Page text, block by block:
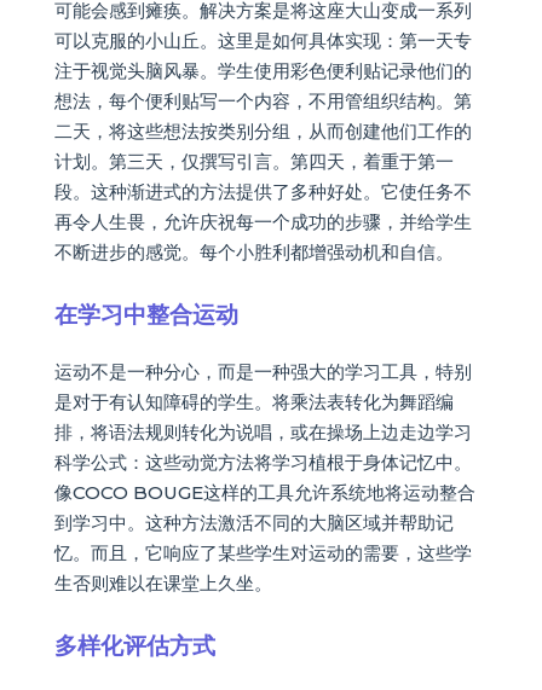
可能会感到瘫痪。解决方案是将这座大山变成一系列
可以克服的小山丘。这里是如何具体实现：第一天专
注于视觉头脑风暴。学生使用彩色便利贴记录他们的
想法，每个便利贴写一个内容，不用管组织结构。第
二天，将这些想法按类别分组，从而创建他们工作的
计划。第三天，仅撰写引言。第四天，着重于第一
段。这种渐进式的方法提供了多种好处。它使任务不
再令人生畏，允许庆祝每一个成功的步骤，并给学生
不断进步的感觉。每个小胜利都增强动机和自信。
在学习中整合运动
运动不是一种分心，而是一种强大的学习工具，特别
是对于有认知障碍的学生。将乘法表转化为舞蹈编
排，将语法规则转化为说唱，或在操场上边走边学习
科学公式：这些动觉方法将学习植根于身体记忆中。
像COCO BOUGE这样的工具允许系统地将运动整合
到学习中。这种方法激活不同的大脑区域并帮助记
忆。而且，它响应了某些学生对运动的需要，这些学
生否则难以在课堂上久坐。
多样化评估方式